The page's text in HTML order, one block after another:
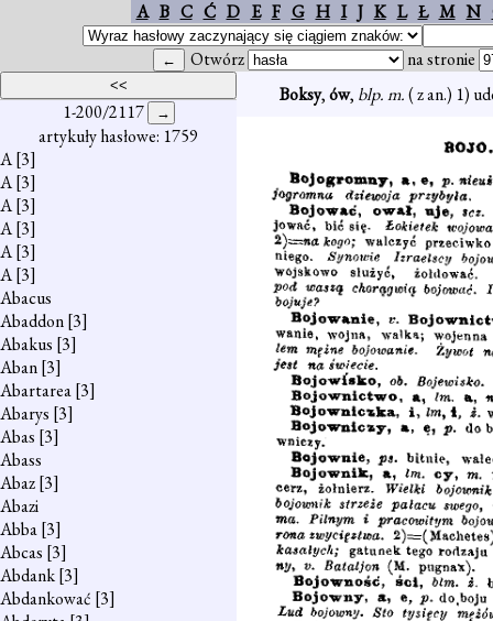
A B C Ć D E F G H I J K L Ł M N
Otwórz na stronie
1-200/2117
artykuły hasłowe: 1759
A[3]
A[3]
A[3]
A[3]
A[3]
A[3]
Abacus
Abaddon[3]
Abakus [3]
Aban[3]
Abartarea[3]
Abarys [3]
Abas [3]
Abass
Abaz[3]
Abazi
Abba[3]
Abcas [3]
Abdank[3]
Abdankować [3]
Boksy,ów, blp. m.( z an.) 1)